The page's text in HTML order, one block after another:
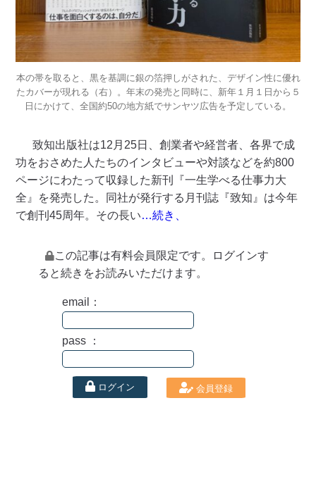
本の帯を取ると、黒を基調に銀の箔押しがされた、デザイン性に優れ
たカバーが現れる（右）。年末の発売と同時に、新年１月１日から５
日にかけて、全国約50の地方紙でサンヤツ広告を予定している。
致知出版社は12月25日、創業者や経営者、各界で成
功をおさめた人たちのインタビューや対談などを約800
ページにわたって収録した新刊『一生学べる仕事力大
全』を発売した。同社が発行する月刊誌『致知』は今年
で創刊45周年。その長い…続き、
この記事は有料会員限定です。ログインす
ると続きをお読みいただけます。
email：
pass ：
ログイン 会員登録